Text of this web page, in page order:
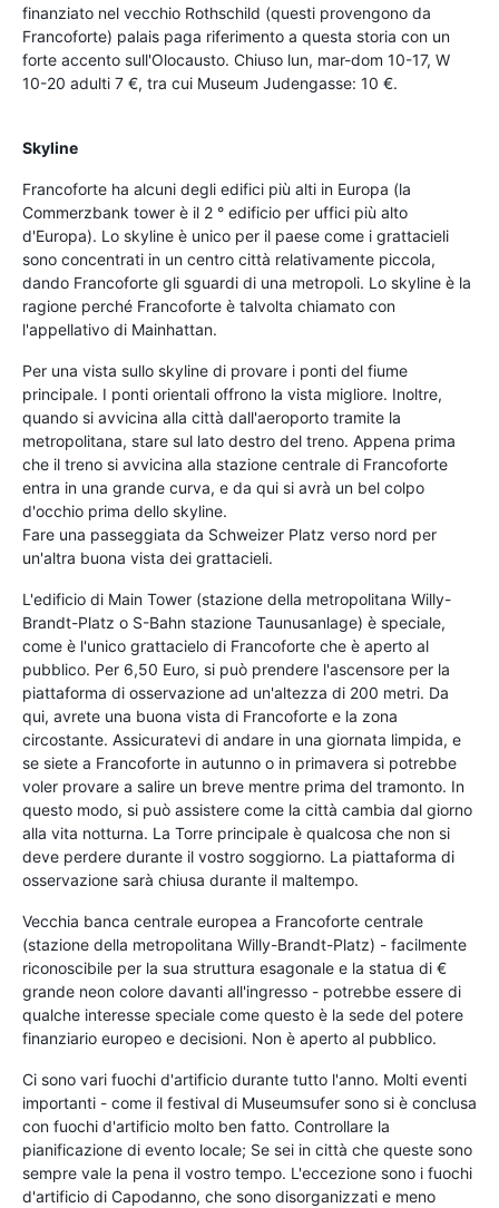
finanziato nel vecchio Rothschild (questi provengono da
Francoforte) palais paga riferimento a questa storia con un
forte accento sull'Olocausto. Chiuso lun, mar-dom 10-17, W
10-20 adulti 7 €, tra cui Museum Judengasse: 10 €.
Skyline
Francoforte ha alcuni degli edifici più alti in Europa (la
Commerzbank tower è il 2 ° edificio per uffici più alto
d'Europa). Lo skyline è unico per il paese come i grattacieli
sono concentrati in un centro città relativamente piccola,
dando Francoforte gli sguardi di una metropoli. Lo skyline è la
ragione perché Francoforte è talvolta chiamato con
l'appellativo di Mainhattan.
Per una vista sullo skyline di provare i ponti del fiume
principale. I ponti orientali offrono la vista migliore. Inoltre,
quando si avvicina alla città dall'aeroporto tramite la
metropolitana, stare sul lato destro del treno. Appena prima
che il treno si avvicina alla stazione centrale di Francoforte
entra in una grande curva, e da qui si avrà un bel colpo
d'occhio prima dello skyline.
Fare una passeggiata da Schweizer Platz verso nord per
un'altra buona vista dei grattacieli.
L'edificio di Main Tower (stazione della metropolitana Willy-
Brandt-Platz o S-Bahn stazione Taunusanlage) è speciale,
come è l'unico grattacielo di Francoforte che è aperto al
pubblico. Per 6,50 Euro, si può prendere l'ascensore per la
piattaforma di osservazione ad un'altezza di 200 metri. Da
qui, avrete una buona vista di Francoforte e la zona
circostante. Assicuratevi di andare in una giornata limpida, e
se siete a Francoforte in autunno o in primavera si potrebbe
voler provare a salire un breve mentre prima del tramonto. In
questo modo, si può assistere come la città cambia dal giorno
alla vita notturna. La Torre principale è qualcosa che non si
deve perdere durante il vostro soggiorno. La piattaforma di
osservazione sarà chiusa durante il maltempo.
Vecchia banca centrale europea a Francoforte centrale
(stazione della metropolitana Willy-Brandt-Platz) - facilmente
riconoscibile per la sua struttura esagonale e la statua di €
grande neon colore davanti all'ingresso - potrebbe essere di
qualche interesse speciale come questo è la sede del potere
finanziario europeo e decisioni. Non è aperto al pubblico.
Ci sono vari fuochi d'artificio durante tutto l'anno. Molti eventi
importanti - come il festival di Museumsufer sono si è conclusa
con fuochi d'artificio molto ben fatto. Controllare la
pianificazione di evento locale; Se sei in città che queste sono
sempre vale la pena il vostro tempo. L'eccezione sono i fuochi
d'artificio di Capodanno, che sono disorganizzati e meno